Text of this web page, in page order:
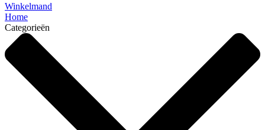
Winkelmand
Home
Categorieën